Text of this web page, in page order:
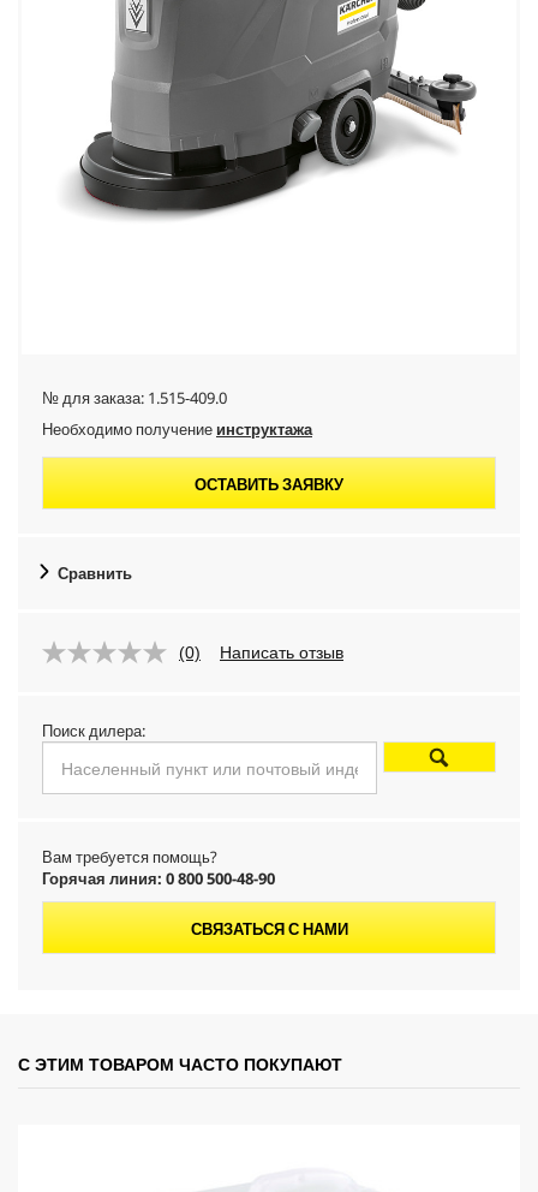
№ для заказа: 1.515-409.0
Необходимо получение инструктажа
ОСТАВИТЬ ЗАЯВКУ
Сравнить
(0) Написать отзыв
Поиск дилера:
Вам требуется помощь?
Горячая линия: 0 800 500-48-90
СВЯЗАТЬСЯ С НАМИ
С ЭТИМ ТОВАРОМ ЧАСТО ПОКУПАЮТ